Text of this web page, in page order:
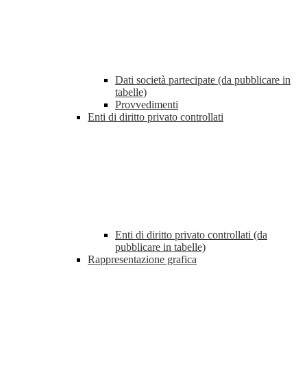
Dati società partecipate (da pubblicare in
tabelle)
Provvedimenti
Enti di diritto privato controllati
Enti di diritto privato controllati (da
pubblicare in tabelle)
Rappresentazione grafica